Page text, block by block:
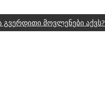
გვერდითი მოვლენები აქვს?